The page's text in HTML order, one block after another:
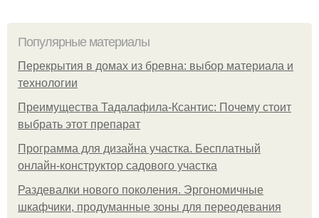
Популярные материалы
Перекрытия в домах из бревна: выбор материала и
технологии
Преимущества Тадалафила-Ксантис: Почему стоит
выбрать этот препарат
Программа для дизайна участка. Бесплатный
онлайн-конструктор садового участка
Раздевалки нового поколения. Эргономичные
шкафчики, продуманные зоны для переодевания